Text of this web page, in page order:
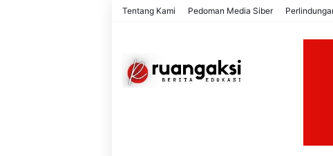
Tentang Kami Pedoman Media Siber